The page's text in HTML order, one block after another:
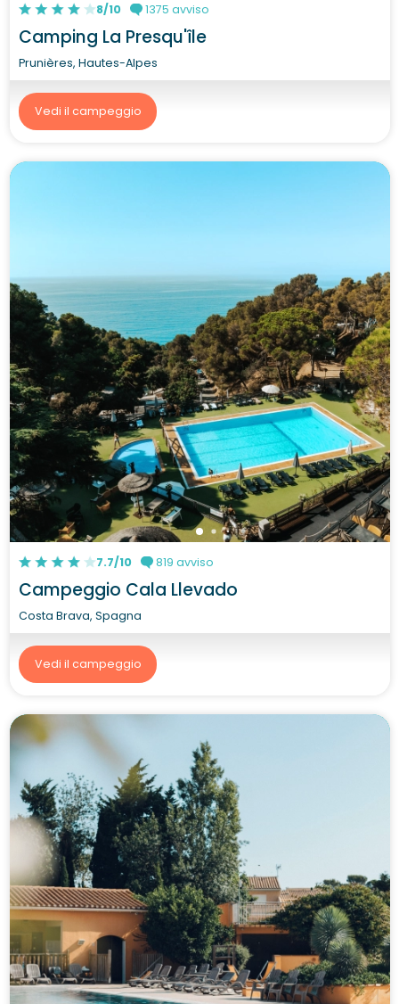
8/10 1375 avviso
Camping La Presqu'île
Prunières, Hautes-Alpes
Vedi il campeggio
7.7/10 819 avviso
Campeggio Cala Llevado
Costa Brava, Spagna
Vedi il campeggio